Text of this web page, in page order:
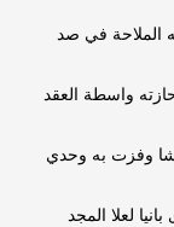
الملاحة في صد
واسطة العقد
وفزت به وحدي
لعلا المجد